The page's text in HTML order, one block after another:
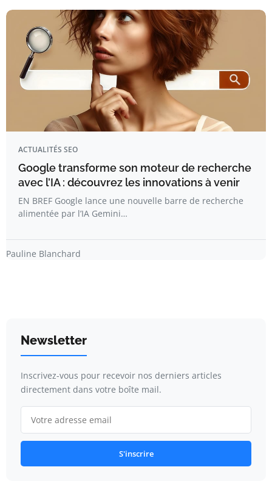
ACTUALITÉS SEO
Google transforme son moteur de recherche
avec l’IA : découvrez les innovations à venir
EN BREF Google lance une nouvelle barre de recherche
alimentée par l’IA Gemini…
Pauline Blanchard
Newsletter
Inscrivez-vous pour recevoir nos derniers articles
directement dans votre boîte mail.
S'inscrire